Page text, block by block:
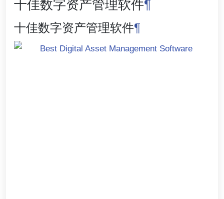
十佳数字资产管理软件¶
十佳数字资产管理软件¶